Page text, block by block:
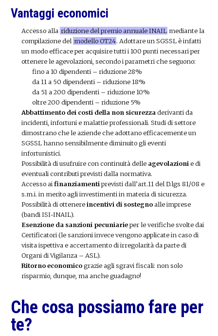
Vantaggi economici
Accesso alla riduzione del premio annuale INAIL mediante la
compilazione del modello OT24. Adottare un SGSSL è infatti
un modo efficace per acquisire tutti i 100 punti necessari per
ottenere le agevolazioni, secondo i parametri che seguono:
fino a 10 dipendenti – riduzione 28%
da 11 a 50 dipendenti – riduzione 18%
da 51 a 200 dipendenti – riduzione 10%
oltre 200 dipendenti – riduzione 5%
Abbattimento dei costi della non sicurezzaderivanti da
incidenti, infortuni e malattie professionali. Studi di settore
dimostrano che le aziende che adottano efficacemente un
SGSSL hanno sensibilmente diminuito gli eventi
infortunistici.
Possibilità di usufruire con continuità delle agevolazionie di
eventuali contributi previsti dalla normativa.
Accesso aifinanziamentiprevisti dall’art.11 del D.lgs 81/08 e
s.m.i. in merito agli investimenti in materia di sicurezza.
Possibilità di ottenereincentivi di sostegnoalle imprese
(bandi ISI-INAIL).
Esenzione da sanzioni pecuniarieper le verifiche svolte dai
Certificatori (le sanzioni invece vengono applicate in caso di
visita ispettiva e accertamento di irregolarità da parte di
Organi di Vigilanza – ASL).
Ritorno economicograzie agli sgravi fiscali: non solo
risparmio, dunque, ma anche guadagno!
Che cosa possiamo fare per
te?